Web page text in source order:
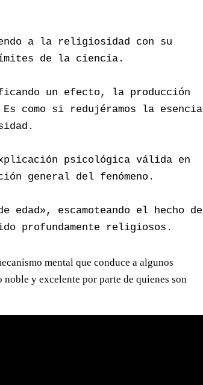
a la religiosidad con su
de la ciencia.
un efecto, la producción
como si redujéramos la esencia
psicológica válida en
general del fenómeno.
escamoteando el hecho de
profundamente religiosos.
mental que conduce a algunos
y excelente por parte de quienes son